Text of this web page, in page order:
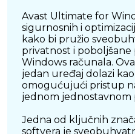
Avast Ultimate for
sigurnosnih i
kako bi pružio
privatnost i poboljšane
Windows računala.
jedan uređaj dolazi
omogućujući pristup
jednom jednostavnom
Jedna od ključnih
softvera je